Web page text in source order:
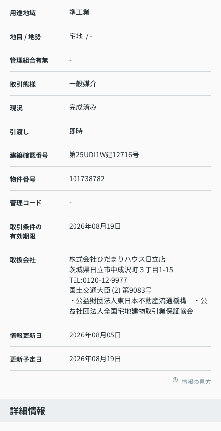
用途地域 準工業
地目 / 地勢 宅地 / -
管理組合有無 -
取引態様 一般媒介
現況 完成済み
引渡し 即時
建築確認番号 第25UDI1W建12716号
物件番号 101738782
管理コード -
取引条件の
有効期限
2026年08月19日
取扱会社
株式会社ひだまりハウス日立店
茨城県日立市中成沢町３丁目1-15
TEL:0120-12-9977
国土交通大臣 (2) 第9083号
・公益財団法人東日本不動産流通機構 ・公
益社団法人全国宅地建物取引業保証協会
情報更新日 2026年08月05日
更新予定日 2026年08月19日
情報の見方
詳細情報